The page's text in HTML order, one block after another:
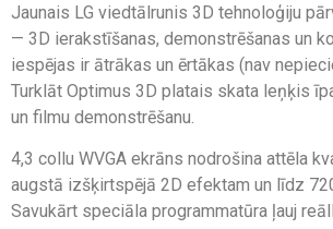
Jaunais LG viedtālrunis 3D tehnoloģiju
— 3D ierakstīšanas, demonstrēšanas un
iespējas ir ātrākas un ērtākas (nav
Turklāt Optimus 3D platais skata leņķis
un filmu demonstrēšanu.
4,3 collu WVGA ekrāns nodrošina attēla
augstā izšķirtspējā 2D efektam un līdz
Savukārt speciāla programmatūra ļauj